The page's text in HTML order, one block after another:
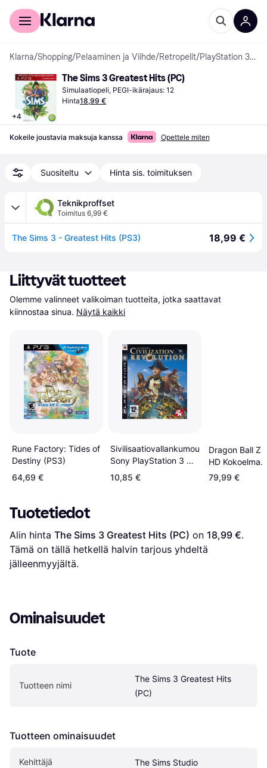
Kuluttajille
Klarna/Shopping/Pelaaminen ja Viihde/Retropelit/ PlayStation 3 -pelit
+4
The Sims 3 Greatest Hits (PC)
Simulaatiopeli, PEGI-ikärajaus: 12
Hinta18,99 €
Kokeile joustavia maksuja kanssa Opettele miten
Suositeltu Hinta sis. toimituksen
Teknikproffset
Toimitus 6,99 €
The Sims 3 - Greatest Hits (PS3) 18,99 €
Liittyvät tuotteet
Olemme valinneet valikoiman tuotteita, jotka saattavat
kiinnostaa sinua. Näytä kaikki
Rune Factory: Tides of
Destiny (PS3)
64,69 €
Sivilisaatiovallankumous
Sony PlayStation 3 01
Strategia
10,85 €
Dragon Ball Z
HD Kokoelma
PlayStation 3
79,99 €
Tuotetiedot
Alin hinta The Sims 3 Greatest Hits (PC) on 18,99 €.
Tämä on tällä hetkellä halvin tarjous yhdeltä
jälleenmyyjältä.
Ominaisuudet
Tuote
Tuotteen nimi
The Sims 3 Greatest Hits
(PC)
Tuotteen ominaisuudet
Kehittäjä The Sims Studio